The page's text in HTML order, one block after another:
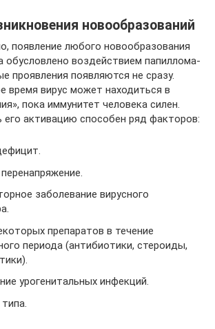
новообразований
появление любого новообразования
обусловлено воздействием папиллома-
проявления появляются не сразу.
время вирус может находиться в
пока иммунитет человека силен.
его активацию способен ряд факторов:
заболевание вирусного
препаратов в течение
периода (антибиотики, стероиды,
урогенитальных инфекций.